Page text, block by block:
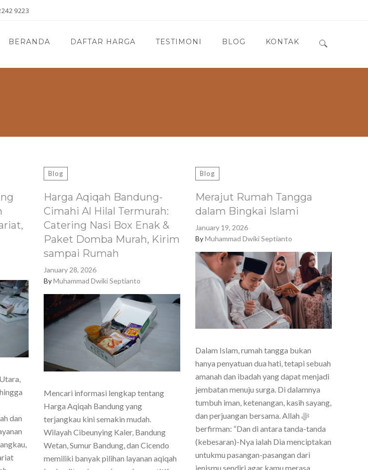
9223
BERANDA DAFTAR HARGA TESTIMONI BLOG KONTAK
dan
Blog
Harga Aqiqah Bandung-
Cimahi Al Hilal Termurah:
Catering Nasi Box Enak &
Paket Domba Murah, Kirim
sampai Rumah
January 28, 2026
ByMuhammad Dwiki Septianto
Mencari informasi lengkap tentang
Harga Aqiqah Bandung yang
terjangkau kini semakin mudah.
Wilayah Cibeunying Kaler, Bandung
Wetan, Sumur Bandung, dan Cicendo
memiliki banyak pilihan layanan aqiqah
Blog
Merajut Rumah Tangga
dalam Bingkai Islami
January 19, 2026
ByMuhammad Dwiki Septianto
Dalam Islam, rumah tangga bukan
hanya penyatuan dua hati, tetapi sebuah
amanah dan ibadah yang dapat menjadi
jembatan menuju surga. Di dalamnya
tumbuh iman, ketenangan, kasih sayang,
dan perjuangan bersama. Allah ﷻ
berfirman: “Dan di antara tanda-tanda
(kebesaran)-Nya ialah Dia menciptakan
untukmu pasangan-pasangan dari
jenismu sendiri agar kamu merasa